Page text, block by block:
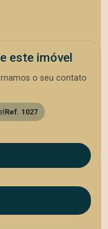
este imóvel
o seu contato
Ref. 1027